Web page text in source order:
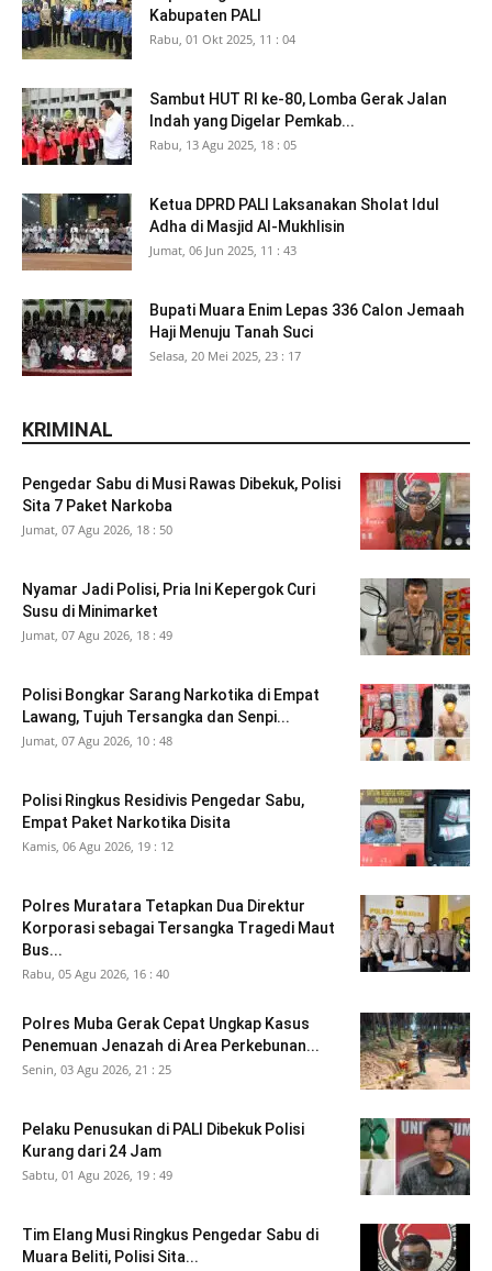
Kabupaten PALI
Rabu, 01 Okt 2025, 11 : 04
Sambut HUT RI ke-80, Lomba Gerak Jalan
Indah yang Digelar Pemkab...
Rabu, 13 Agu 2025, 18 : 05
Ketua DPRD PALI Laksanakan Sholat Idul
Adha di Masjid Al-Mukhlisin
Jumat, 06 Jun 2025, 11 : 43
Bupati Muara Enim Lepas 336 Calon Jemaah
Haji Menuju Tanah Suci
Selasa, 20 Mei 2025, 23 : 17
KRIMINAL
Pengedar Sabu di Musi Rawas Dibekuk, Polisi
Sita 7 Paket Narkoba
Jumat, 07 Agu 2026, 18 : 50
Nyamar Jadi Polisi, Pria Ini Kepergok Curi
Susu di Minimarket
Jumat, 07 Agu 2026, 18 : 49
Polisi Bongkar Sarang Narkotika di Empat
Lawang, Tujuh Tersangka dan Senpi...
Jumat, 07 Agu 2026, 10 : 48
Polisi Ringkus Residivis Pengedar Sabu,
Empat Paket Narkotika Disita
Kamis, 06 Agu 2026, 19 : 12
Polres Muratara Tetapkan Dua Direktur
Korporasi sebagai Tersangka Tragedi Maut
Bus...
Rabu, 05 Agu 2026, 16 : 40
Polres Muba Gerak Cepat Ungkap Kasus
Penemuan Jenazah di Area Perkebunan...
Senin, 03 Agu 2026, 21 : 25
Pelaku Penusukan di PALI Dibekuk Polisi
Kurang dari 24 Jam
Sabtu, 01 Agu 2026, 19 : 49
Tim Elang Musi Ringkus Pengedar Sabu di
Muara Beliti, Polisi Sita...